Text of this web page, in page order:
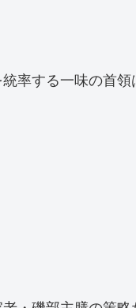
率する一味の首領